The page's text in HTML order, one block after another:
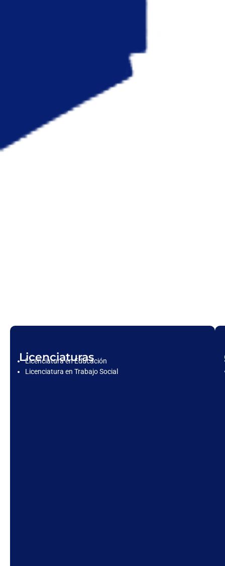
Licenciaturas
Licenciatura en Educación
Licenciatura en Trabajo Social